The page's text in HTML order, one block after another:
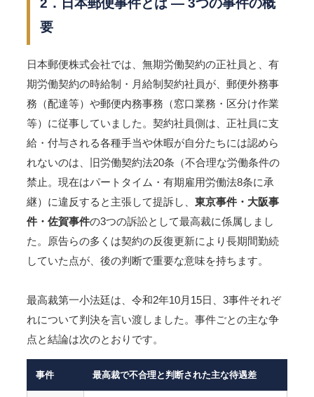
2．日本郵便事件とは ― 3つの事件の概
要
日本郵便株式会社では、無期労働契約の正社員と、有
期労働契約の時給制・月給制契約社員が、郵便外務事
務（配達等）や郵便内務事務（窓口業務・区分け作業
等）に従事していました。契約社員側は、正社員に支
給・付与される各種手当や休暇が自分たちには認めら
れないのは、旧労働契約法20条（不合理な労働条件の
禁止。現在はパートタイム・有期雇用労働法8条に承
継）に違反すると主張して提訴し、 東京事件・大阪事
件・佐賀事件の3つの訴訟として最高裁に係属しまし
た。原告らの多くは契約の反復更新により長期間勤続
していた点が、後の判断で重要な意味を持ちます。
最高裁第一小法廷は、令和2年10月15日、3事件それぞ
れについて判決を言い渡しました。事件ごとの主な争
点と結論は次のとおりです。
事件 最高裁で不合理と判断された主な待遇差